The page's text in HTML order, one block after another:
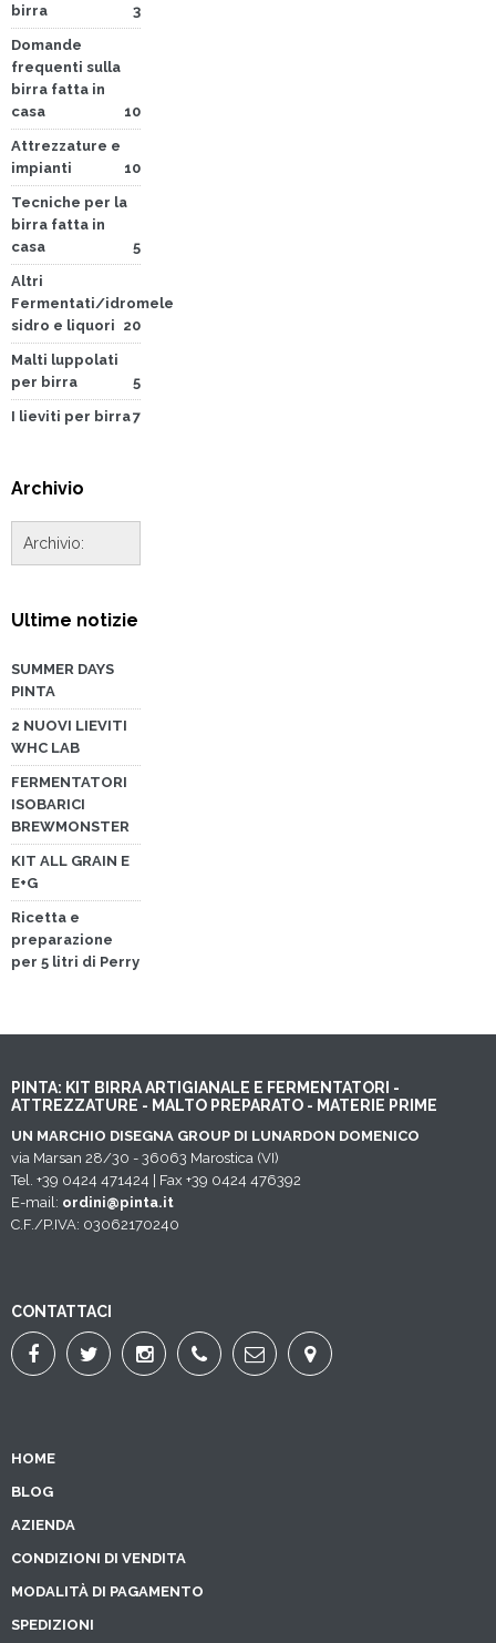
birra
3
Domande
frequenti sulla
birra fatta in
casa
10
Attrezzature e
impianti
10
Tecniche per la
birra fatta in
casa
5
Altri
Fermentati/idromele
sidro e liquori 20
Malti luppolati
per birra
5
I lieviti per birra7
Archivio
Ultime notizie
SUMMER DAYS
PINTA
2 NUOVI LIEVITI
WHC LAB
FERMENTATORI
ISOBARICI
BREWMONSTER
KIT ALL GRAIN E
E+G
Ricetta e
preparazione
per 5 litri di Perry
PINTA: KIT BIRRA ARTIGIANALE E FERMENTATORI -
ATTREZZATURE - MALTO PREPARATO - MATERIE PRIME
UN MARCHIO DISEGNA GROUP DI LUNARDON DOMENICO
via Marsan 28/30 - 36063 Marostica (VI)
Tel. +39 0424 471424 | Fax +39 0424 476392
E-mail: ordini@pinta.it
C.F./P.IVA: 03062170240
CONTATTACI
HOME
BLOG
AZIENDA
CONDIZIONI DI VENDITA
MODALITÀ DI PAGAMENTO
SPEDIZIONI